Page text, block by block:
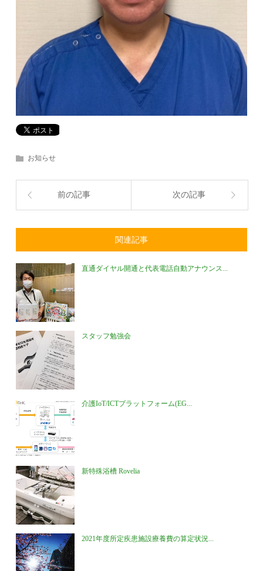
お知らせ
前の記事 次の記事
関連記事
直通ダイヤル開通と代表電話自動アナウンス...
スタッフ勉強会
介護IoT/ICTプラットフォーム(EG...
新特殊浴槽 Rovelia
2021年度所定疾患施設療養費の算定状況...